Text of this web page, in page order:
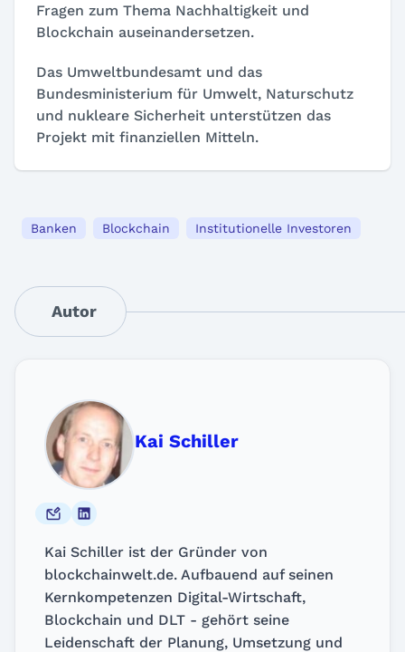
Fragen zum Thema Nachhaltigkeit und
Blockchain auseinandersetzen.
Das Umweltbundesamt und das
Bundesministerium für Umwelt, Naturschutz
und nukleare Sicherheit unterstützen das
Projekt mit finanziellen Mitteln.
Banken Blockchain Institutionelle Investoren
Autor
Kai Schiller
Kai Schiller ist der Gründer von
blockchainwelt.de. Aufbauend auf seinen
Kernkompetenzen Digital-Wirtschaft,
Blockchain und DLT - gehört seine
Leidenschaft der Planung, Umsetzung und